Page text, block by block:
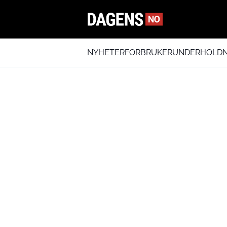
NYHETERFORBRUKER